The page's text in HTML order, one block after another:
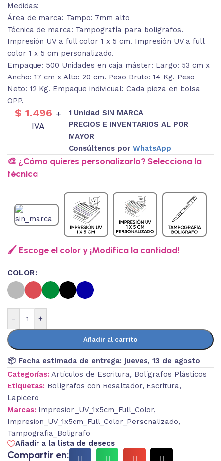
Medidas:
Área de marca: Tampo: 7mm alto
Técnica de marca: Tampografía para boligrafos.
Impresión UV a full color 1 x 5 cm. Impresión UV a full
color 1 x 5 cm personalizado.
Empaque: 500 Unidades en caja máster: Largo: 53 cm x
Ancho: 17 cm x Alto: 20 cm. Peso Bruto: 14 Kg. Peso
Neto: 12 Kg. Empaque individual: Cada pieza en bolsa
OPP.
$ 1.496 +
IVA
1 Unidad SIN MARCA
PRECIOS E INVENTARIOS AL POR
MAYOR
Consúltenos porWhatsApp
🎨 ¿Cómo quieres personalizarlo? Selecciona la
técnica
🖌️ Escoge el color y ¡Modifica la cantidad!
COLOR
- +
Añadir al carrito
📦 Fecha estimada de entrega: jueves, 13 de agosto
Categorías: Artículos de Escritura, Bolígrafos Plásticos
Etiquetas: Bolígrafos con Resaltador, Escritura,
Lapicero
Marcas: Impresion_UV_1x5cm_Full_Color,
Impresion_UV_1x5cm_Full_Color_Personalizado,
Tampografia_Boligrafo
Añadir a la lista de deseos
Compartir en: